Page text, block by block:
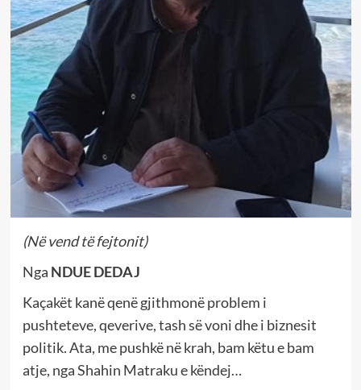
(Në vend të fejtonit)
Nga NDUE DEDAJ
Kaçakët kanë qenë gjithmonë problem i
pushteteve, qeverive, tash së voni dhe i biznesit
politik. Ata, me pushkë në krah, bam këtu e bam
atje, nga Shahin Matraku e këndej…